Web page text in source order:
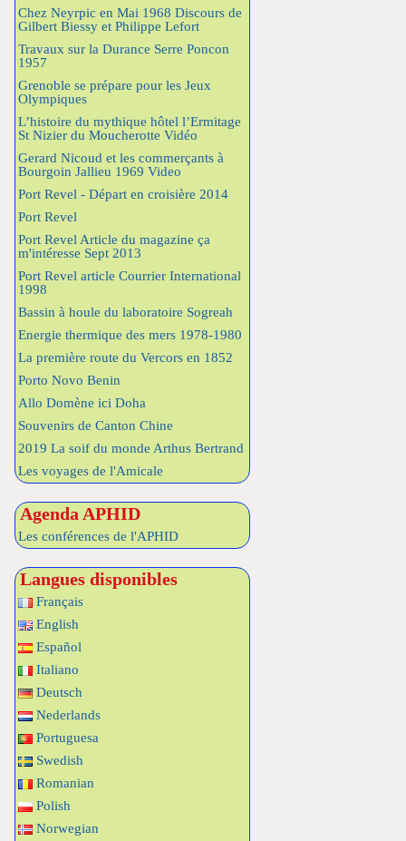
Chez Neyrpic en Mai 1968 Discours de
Gilbert Biessy et Philippe Lefort
Travaux sur la Durance Serre Poncon
1957
Grenoble se prépare pour les Jeux
Olympiques
L’histoire du mythique hôtel l’Ermitage
St Nizier du Moucherotte Vidéo
Gerard Nicoud et les commerçants à
Bourgoin Jallieu 1969 Video
Port Revel - Départ en croisière 2014
Port Revel
Port Revel Article du magazine ça
m'intéresse Sept 2013
Port Revel article Courrier International
1998
Bassin à houle du laboratoire Sogreah
Energie thermique des mers 1978-1980
La première route du Vercors en 1852
Porto Novo Benin
Allo Domène ici Doha
Souvenirs de Canton Chine
2019 La soif du monde Arthus Bertrand
Les voyages de l'Amicale
Agenda APHID
Les conférences de l'APHID
Langues disponibles
Français
English
Español
Italiano
Deutsch
Nederlands
Portuguesa
Swedish
Romanian
Polish
Norwegian